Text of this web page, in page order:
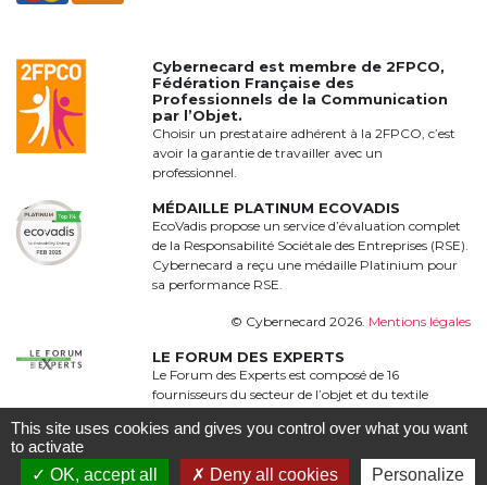
Cybernecard est membre de2FPCO,
Fédération Française des
Professionnels de la Communication
par l’Objet.
Choisir un prestataire adhérent à la 2FPCO, c’est
avoir la garantie de travailler avec un
professionnel.
MÉDAILLE PLATINUM ECOVADIS
EcoVadis propose un service d’évaluation complet
de la Responsabilité Sociétale des Entreprises (RSE).
Cybernecard a reçu une médaille Platinium pour
sa performance RSE.
© Cybernecard 2026. Mentions légales
LE FORUM DES EXPERTS
Le Forum des Experts est composé de 16
fournisseurs du secteur de l’objet et du textile
publicitaire qui proposent une offre complète,
qualitative et complémentaire à 360°
This site uses cookies and gives you control over what you want
to activate
OK, accept all
Deny all cookies Personalize